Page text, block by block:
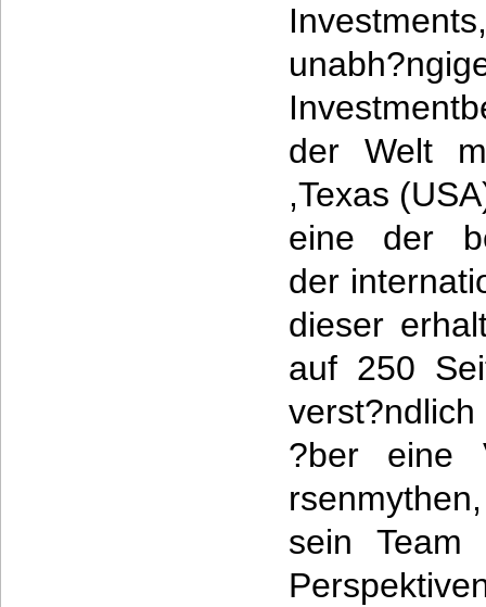
der Welt
,Texas
eine der
der
dieser
auf 250
?ber eine
sein Team